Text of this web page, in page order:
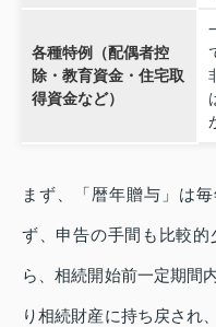
各種特例（配偶者控
除・教育資金・住宅取
得資金など）
まず、「暦年贈与」は
ず、申告の手間も比較
ら、相続開始前一定期間
り相続財産に持ち戻され